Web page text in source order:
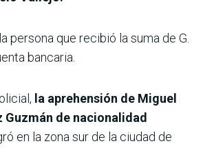
persona que recibió la suma de G.
bancaria.
la aprehensión de Miguel
de nacionalidad
en la zona sur de la ciudad de